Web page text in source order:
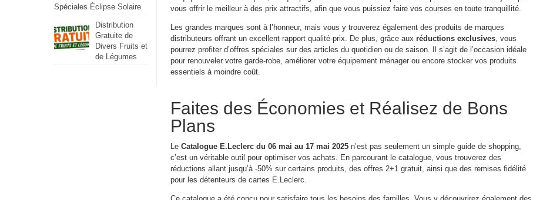
vous offrir le meilleur à des prix attractifs, afin que vous puissiez faire vos courses en toute tranquillité.
Les grandes marques sont à l’honneur, mais vous y trouverez également des produits de marques
distributeurs offrant un excellent rapport qualité-prix. De plus, grâce aux réductions exclusives, vous
pourrez profiter d’offres spéciales sur des articles du quotidien ou de saison. Il s’agit de l’occasion idéale
pour renouveler votre garde-robe, améliorer votre équipement ménager ou encore stocker vos produits
essentiels à moindre coût.
Faites des Économies et Réalisez de Bons
Plans
Le Catalogue E.Leclerc du 06 mai au 17 mai 2025 n’est pas seulement un simple guide de shopping,
c’est un véritable outil pour optimiser vos achats. En parcourant le catalogue, vous trouverez des
réductions allant jusqu’à -50% sur certains produits, des offres 2+1 gratuit, ainsi que des remises fidélité
pour les détenteurs de cartes E.Leclerc.
Spéciales Éclipse Solaire
Distribution
Gratuite de
Divers Fruits et
de Légumes